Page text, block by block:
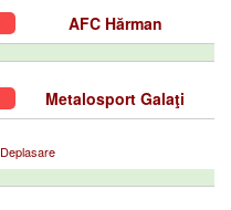
AFC Hărman
Metalosport Galaţi
Deplasare